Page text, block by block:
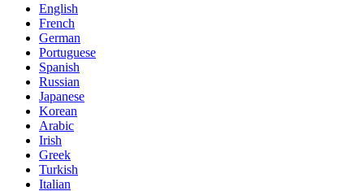
English
French
German
Portuguese
Spanish
Russian
Japanese
Korean
Arabic
Irish
Greek
Turkish
Italian